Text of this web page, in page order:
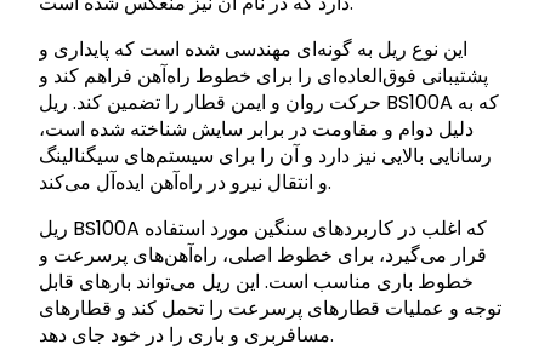
این نوع ریل به گونه‌ای مهندسی شده است که پایداری و
پشتیبانی فوق‌العاده‌ای را برای خطوط راه‌آهن فراهم کند و
حرکت روان و ایمن قطار را تضمین کند. ریل BS100A که به
دلیل دوام و مقاومت در برابر سایش شناخته شده است،
رسانایی بالایی نیز دارد و آن را برای سیستم‌های سیگنالینگ
و انتقال نیرو در راه‌آهن ایده‌آل می‌کند.
ریل BS100A که اغلب در کاربردهای سنگین مورد استفاده
قرار می‌گیرد، برای خطوط اصلی، راه‌آهن‌های پرسرعت و
خطوط باری مناسب است. این ریل می‌تواند بارهای قابل
توجه و عملیات قطارهای پرسرعت را تحمل کند و قطارهای
مسافربری و باری را در خود جای دهد.